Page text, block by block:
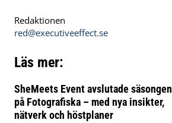
Redaktionen
red@executiveeffect.se
Läs mer:
SheMeets Event avslutade säsongen
på Fotografiska – med nya insikter,
nätverk och höstplaner